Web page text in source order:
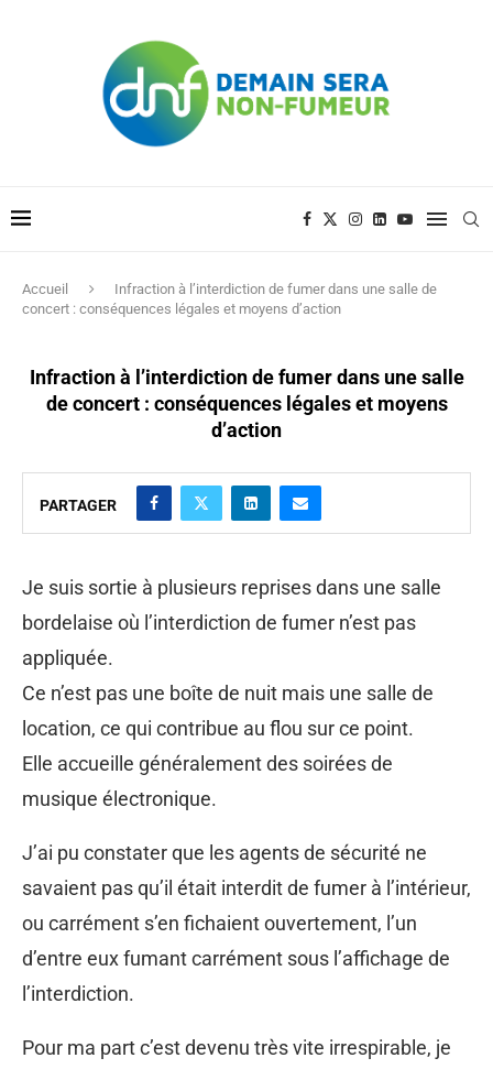
Accueil
Infraction à l’interdiction de fumer dans une salle de
concert : conséquences légales et moyens d’action
Infraction à l’interdiction de fumer dans une salle
de concert : conséquences légales et moyens
d’action
PARTAGER
Je suis sortie à plusieurs reprises dans une salle
bordelaise où l’interdiction de fumer n’est pas
appliquée.
Ce n’est pas une boîte de nuit mais une salle de
location, ce qui contribue au flou sur ce point.
Elle accueille généralement des soirées de
musique électronique.
J’ai pu constater que les agents de sécurité ne
savaient pas qu’il était interdit de fumer à l’intérieur,
ou carrément s’en fichaient ouvertement, l’un
d’entre eux fumant carrément sous l’affichage de
l’interdiction.
Pour ma part c’est devenu très vite irrespirable, je